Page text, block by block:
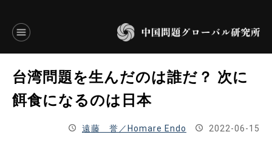
言語別アーカイブ
ENGLISH
台湾問題を生んだのは誰だ？ 次に
餌食になるのは日本
遠藤 誉／Homare Endo 2022-06-15